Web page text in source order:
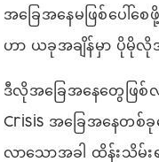
အခြေအနေမဖြစ်ပေါ်
ဟာ ယခုအချိန်မှာ ပိုမို
ဒီလိုအခြေအနေတွေဖြစ်
Crisis အခြေအနေတ
လာသောအခါ ထိန်းသိမ်